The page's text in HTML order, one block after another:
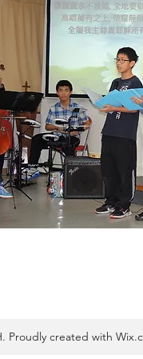
Proudly created with